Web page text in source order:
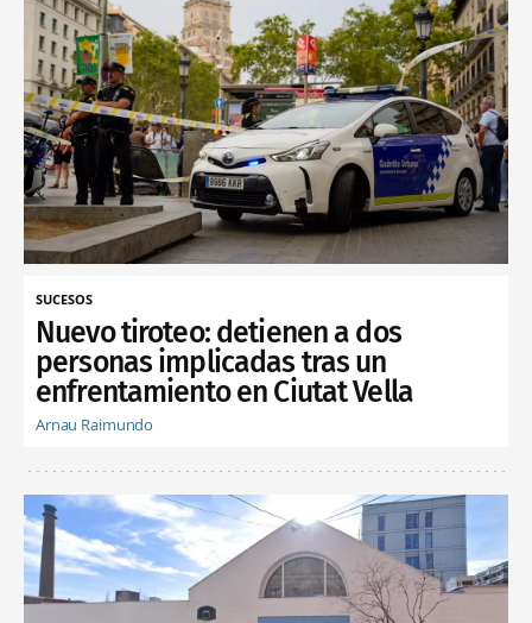
SUCESOS
Nuevo tiroteo: detienen a dos
personas implicadas tras un
enfrentamiento en Ciutat Vella
Arnau Raimundo